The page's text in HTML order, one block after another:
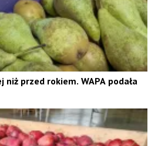
niż przed rokiem. WAPA podała